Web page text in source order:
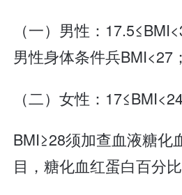
（一）男性：
男性身体条件兵BMI<27；
（二）女性：17≤BMI<24
BMI≥28须加查血液糖化
目，糖化血红蛋白百分